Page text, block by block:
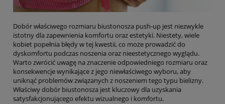
Dobór właściwego rozmiaru biustonosza push-up jest niezwykle
istotny dla zapewnienia komfortu oraz estetyki. Niestety, wiele
kobiet popełnia błędy w tej kwestii, co może prowadzić do
dyskomfortu podczas noszenia oraz nieestetycznego wyglądu.
Warto zwrócić uwagę na znaczenie odpowiedniego rozmiaru oraz
konsekwencje wynikające z jego niewłaściwego wyboru, aby
uniknąć problemów związanych z noszeniem tego typu bielizny.
Właściwy dobór biustonosza jest kluczowy dla uzyskania
satysfakcjonującego efektu wizualnego i komfortu.